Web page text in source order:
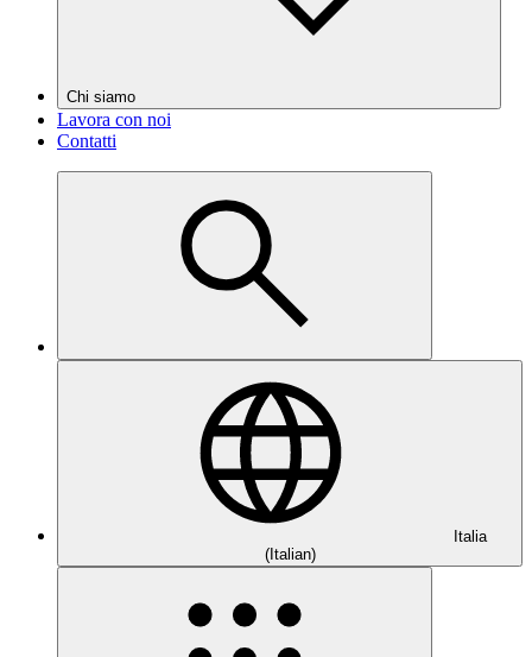
Chi siamo
Lavora con noi
Contatti
Italia
(Italian)